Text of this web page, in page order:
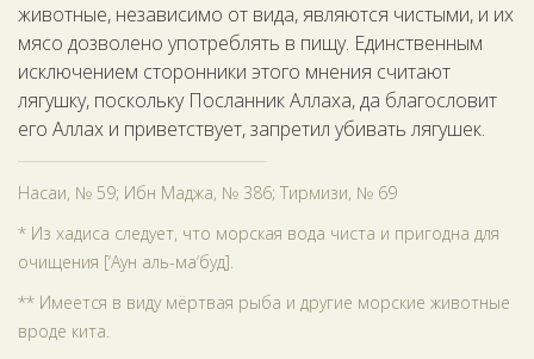
животные, независимо от вида, являются чистыми, и их
мясо дозволено употреблять в пищу. Единственным
исключением сторонники этого мнения считают
лягушку, поскольку Посланник Аллаха, да благословит
его Аллах и приветствует, запретил убивать лягушек.
Насаи, № 59; Ибн Маджа, № 386; Тирмизи, № 69
* Из хадиса следует, что морская вода чиста и пригодна для
очищения [‘Аун аль-ма‘буд].
** Имеется в виду мёртвая рыба и другие морские животные
вроде кита.